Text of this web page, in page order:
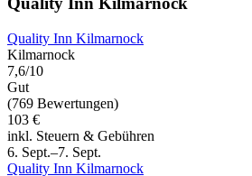
Quality Inn Kilmarnock
Kilmarnock
7,6/10
Gut
(769 Bewertungen)
103 €
inkl. Steuern & Gebühren
6. Sept.–7. Sept.
Quality Inn Kilmarnock